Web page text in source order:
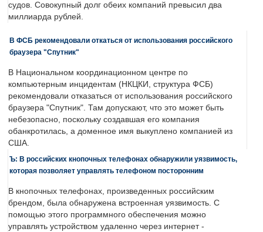
судов. Совокупный долг обеих компаний превысил два
миллиарда рублей.
В ФСБ рекомендовали откаться от использования российского
браузера "Спутник"
В Национальном координационном центре по
компьютерным инцидентам (НКЦКИ, структура ФСБ)
рекомендовали отказаться от использования российского
браузера "Спутник". Там допускают, что это может быть
небезопасно, поскольку создавшая его компания
обанкротилась, а доменное имя выкуплено компанией из
США.
Ъ: В российских кнопочных телефонах обнаружили уязвимость,
которая позволяет управлять телефоном посторонним
В кнопочных телефонах, произведенных российским
брендом, была обнаружена встроенная уязвимость. С
помощью этого программного обеспечения можно
управлять устройством удаленно через интернет -